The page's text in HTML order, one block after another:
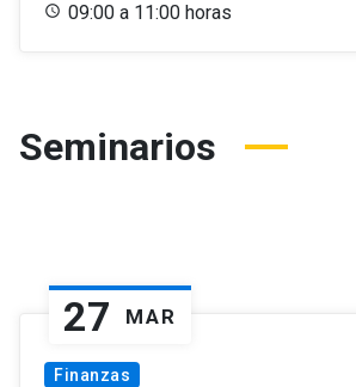
09:00 a 11:00 horas
Seminarios
27 MAR
Finanzas